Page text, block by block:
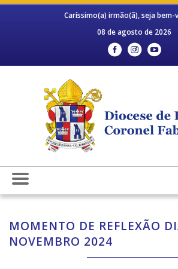
Caríssimo(a) irmão(ã), seja bem-
08 de agosto de 2026
MOMENTO DE REFLEXÃO
NOVEMBRO 2024